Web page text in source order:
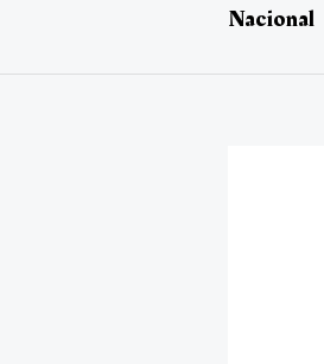
Nacional